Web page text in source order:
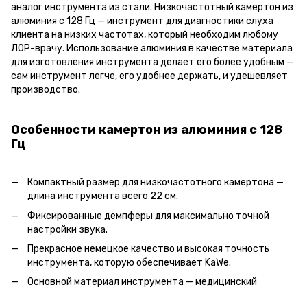
аналог инструмента из стали. Низкочастотный камертон из
алюминия c 128 Гц — инструмент для диагностики слуха
клиента на низких частотах, который необходим любому
ЛОР-врачу. Использование алюминия в качестве материала
для изготовления инструмента делает его более удобным —
сам инструмент легче, его удобнее держать, и удешевляет
производство.
Особенности камертон из алюминия c 128
Гц
Компактный размер для низкочастотного камертона —
длина инструмента всего 22 см.
Фиксированные демпферы для максимально точной
настройки звука.
Прекрасное немецкое качество и высокая точность
инструмента, которую обеспечивает KaWе.
Основной материал инструмента — медицинский